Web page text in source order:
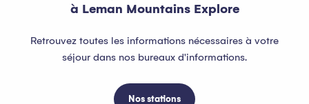
à Leman Mountains Explore
Retrouvez toutes les informations nécessaires à votre
séjour dans nos bureaux d'informations.
Nos stations